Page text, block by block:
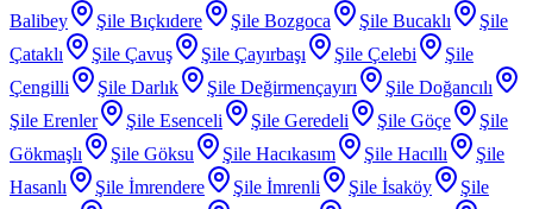
Balibey
Şile Bıçkıdere Şile Bozgoca Şile Bucaklı
Şile
Çataklı
Şile Çavuş Şile Çayırbaşı Şile Çelebi
Şile
Çengilli
Şile Darlık Şile Değirmençayırı
Şile Doğancılı
Şile Erenler
Şile Esenceli Şile Geredeli Şile Göçe
Şile
Gökmaşlı
Şile Göksu Şile Hacıkasım Şile Hacıllı
Şile
Hasanlı
Şile İmrendere Şile İmrenli Şile İsaköy
Şile